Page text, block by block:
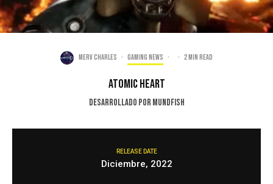
Merv Charles · Gaming news · · 2 min read
Atomic Heart
Desarrollado por Mundfish
RELEASE DATE
Diciembre, 2022